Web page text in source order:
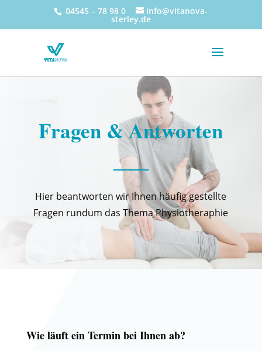
04545 – 78 98 0 info@vitanova-
sterley.de
Fragen & Antworten
Hier beantworten wir Ihnen häufig gestellte
Fragen rundum das Thema Physiotheraphie
Wie läuft ein Termin bei Ihnen ab?